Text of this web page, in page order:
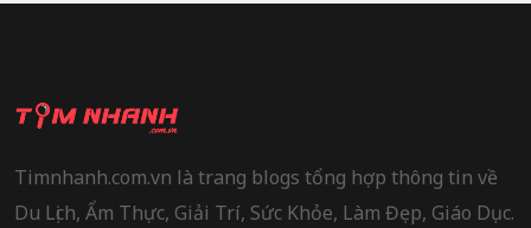
Timnhanh.com.vn là trang blogs tổng hợp thông tin về
Du Lịch, Ẩm Thực, Giải Trí, Sức Khỏe, Làm Đẹp, Giáo Dục.